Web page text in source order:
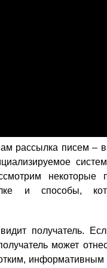
рассылка писем –
некоторые
и способы,
получатель.
может